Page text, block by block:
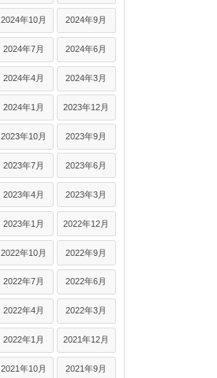
2024年10月 2024年9月
2024年7月 2024年6月
2024年4月 2024年3月
2024年1月 2023年12月
2023年10月 2023年9月
2023年7月 2023年6月
2023年4月 2023年3月
2023年1月 2022年12月
2022年10月 2022年9月
2022年7月 2022年6月
2022年4月 2022年3月
2022年1月 2021年12月
2021年10月 2021年9月